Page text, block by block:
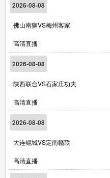
2026-08-08
佛山南狮VS梅州客家
高清直播
2026-08-08
陕西联合VS石家庄功夫
高清直播
2026-08-08
大连鲲城VS定南赣联
高清直播